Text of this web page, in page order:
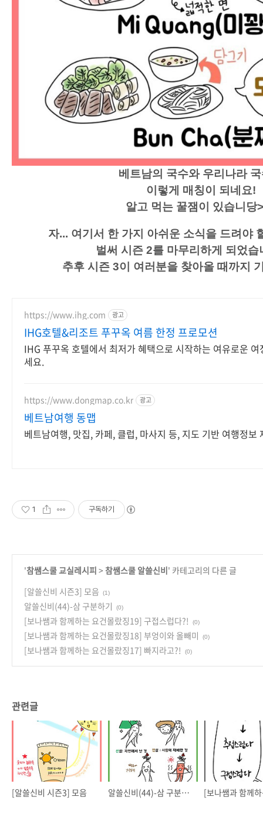
베트남의 국수와 우리나라
이렇게 매칭이 되네요!
알고 먹는 꿀잼이 있습니당
자... 여기서 한 가지 아쉬운 소식을 드려야
벌써 시즌 2를 마무리하게 되었습
추후 시즌 3이 여러분을 찾아올 때까지
https://www.ihg.com 광고
IHG호텔&리조트 푸꾸옥 여름 한정 프로모션
IHG 푸꾸옥 호텔에서 최저가 혜택으로 시작하는 여유로운 여
세요.
https://www.dongmap.co.kr 광고
베트남여행 동맵
베트남여행, 맛집, 카페, 클럽, 마사지 등, 지도 기반 여행정보
1 구독하기
'참쌤스쿨 교실레시피 > 참쌤스쿨 알쓸신비' 카테고리의 다른 글
[알쓸신비 시즌3] 모음
(1)
알쓸신비(44)-삼 구분하기 (0)
[보나쌤과 함께하는 요건몰랐징19] 구접스럽다?! (0)
[보나쌤과 함께하는 요건몰랐징18] 부엉이와 올빼미 (0)
[보나쌤과 함께하는 요건몰랐징17] 빠지라고?! (0)
관련글
[알쓸신비 시즌3] 모음 알쓸신비(44)-삼 구분하기